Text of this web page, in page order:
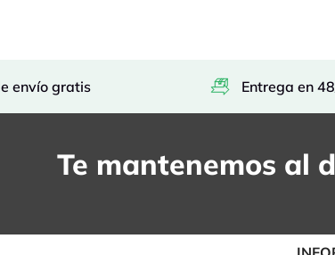
envío gratis Entrega en
Te mantenemos al